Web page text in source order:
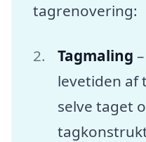
tagrenovering:
Tagmaling
levetiden af
selve taget